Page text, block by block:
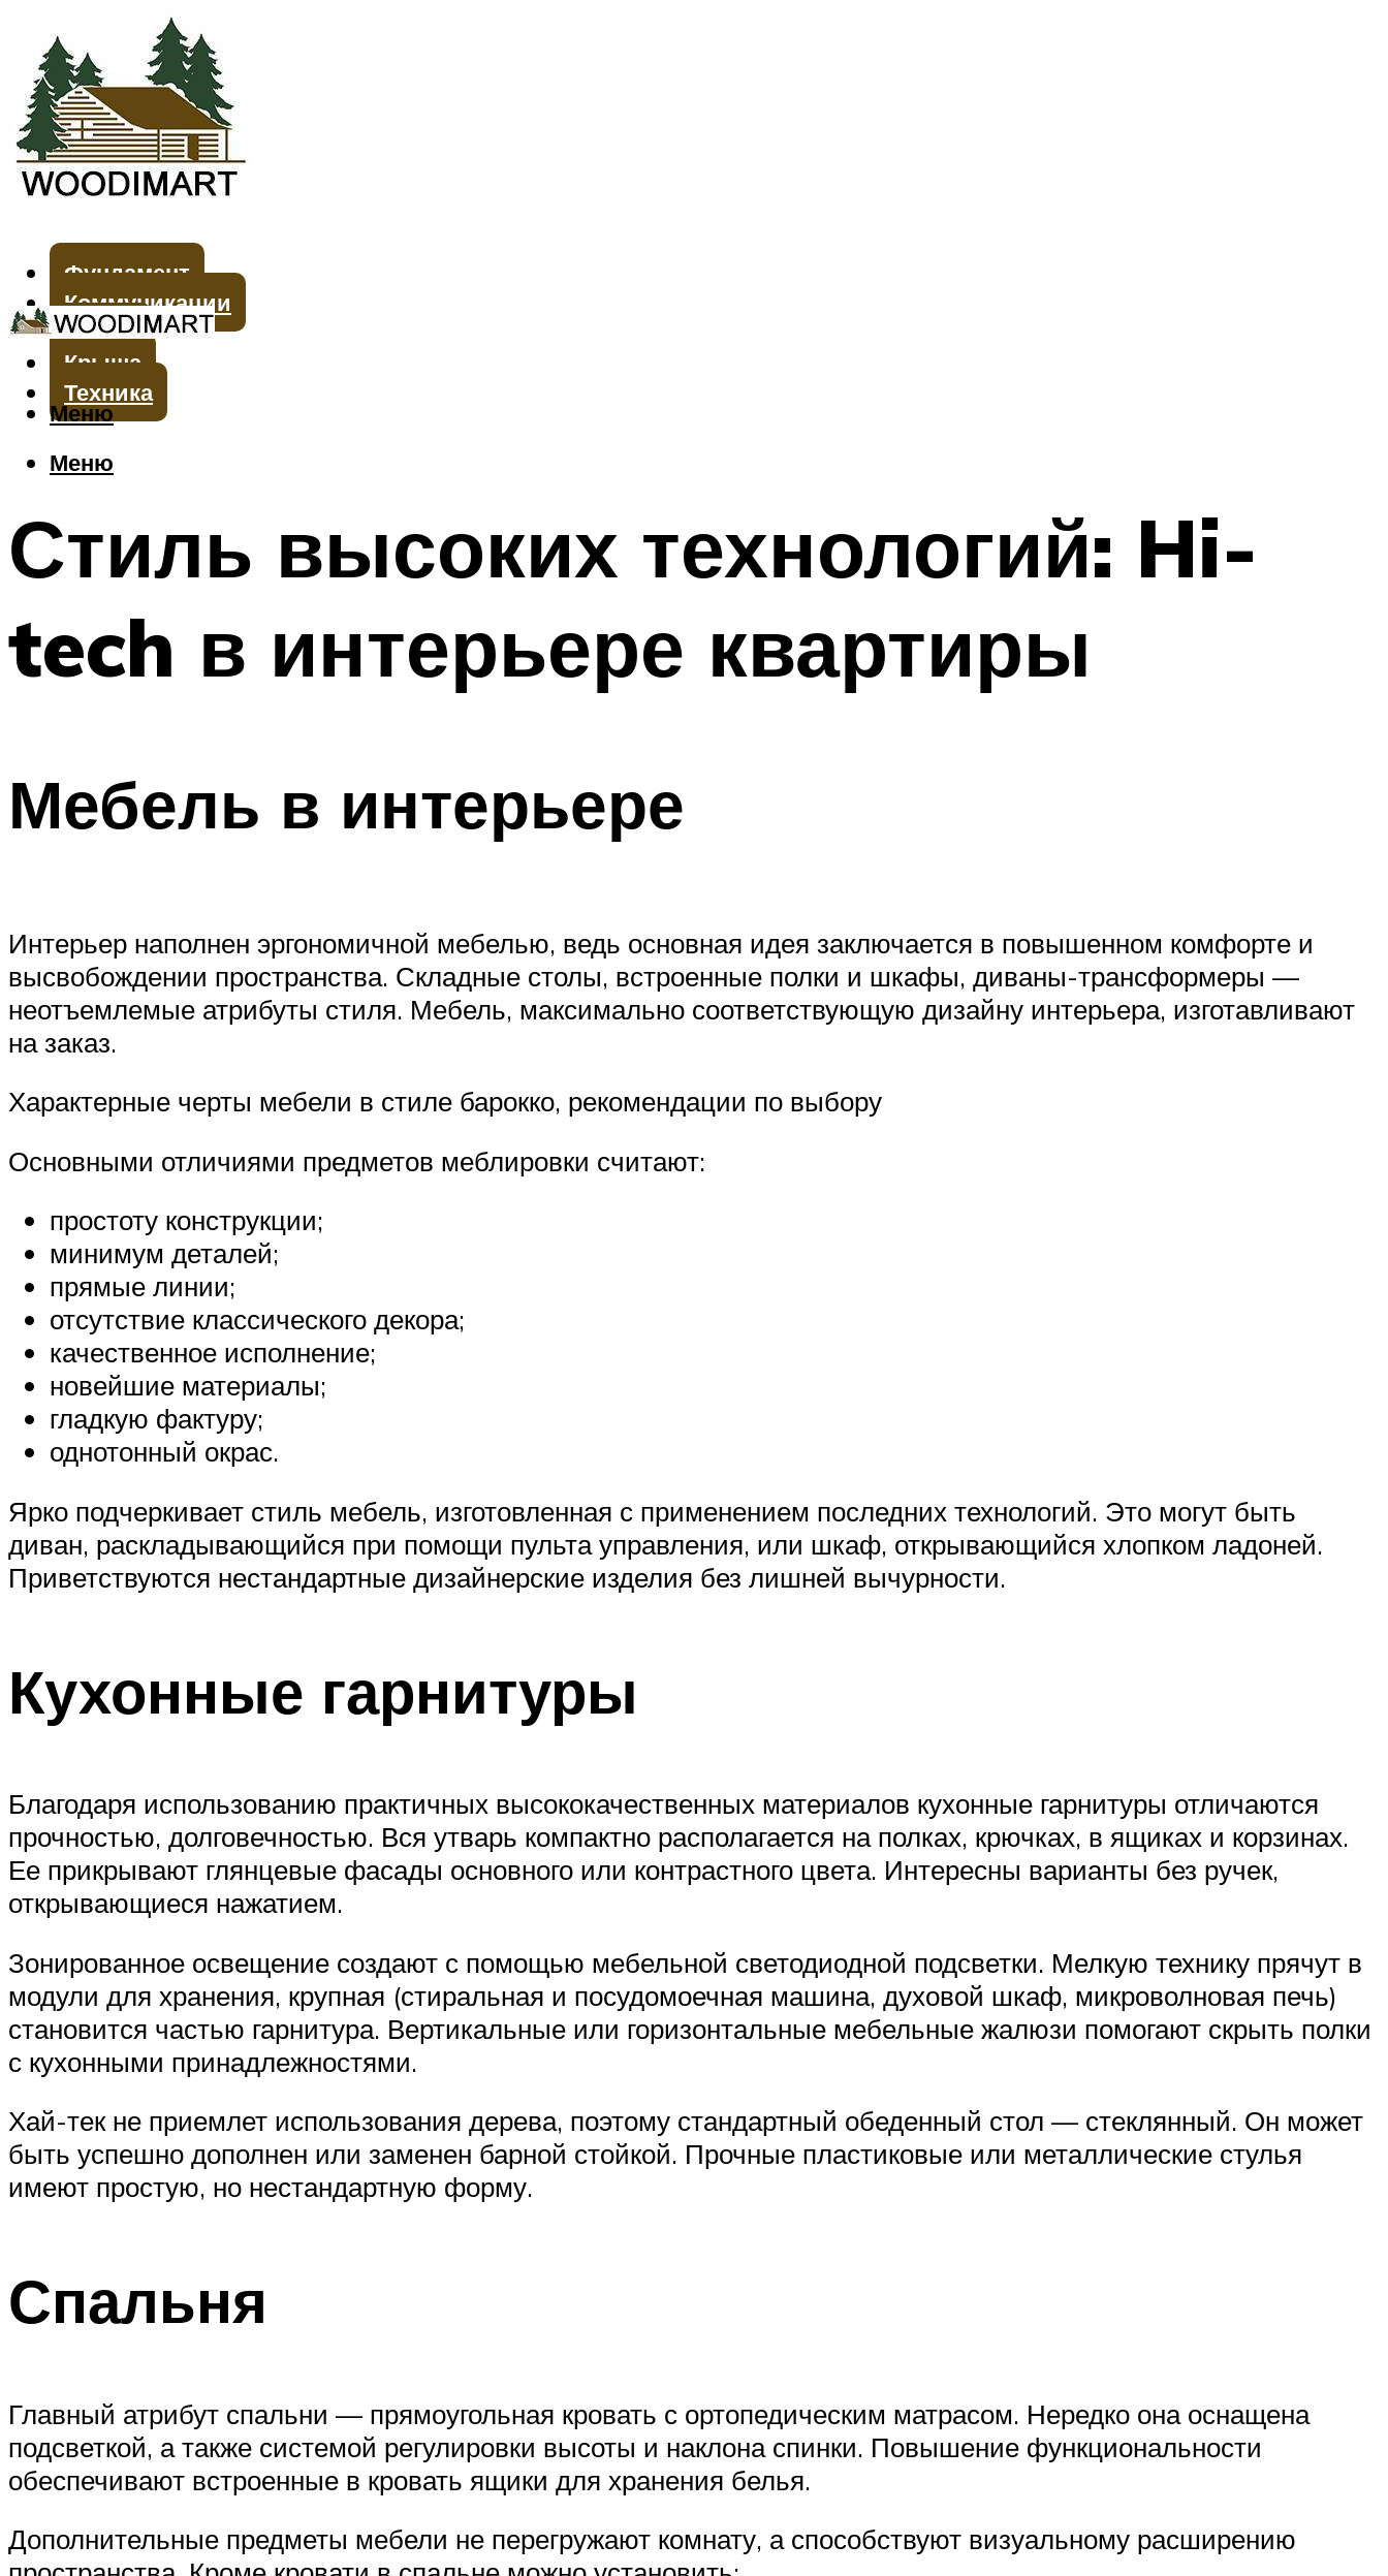
Фундамент
Коммуникации
Стены
Крыша
Техника
Меню
Меню
Стиль высоких технологий: Hi-
tech в интерьере квартиры
Мебель в интерьере
Интерьер наполнен эргономичной мебелью, ведь основная идея заключается в повышенном комфорте и
высвобождении пространства. Складные столы, встроенные полки и шкафы, диваны-трансформеры —
неотъемлемые атрибуты стиля. Мебель, максимально соответствующую дизайну интерьера, изготавливают
на заказ.
Характерные черты мебели в стиле барокко, рекомендации по выбору
Основными отличиями предметов меблировки считают:
простоту конструкции;
минимум деталей;
прямые линии;
отсутствие классического декора;
качественное исполнение;
новейшие материалы;
гладкую фактуру;
однотонный окрас.
Ярко подчеркивает стиль мебель, изготовленная с применением последних технологий. Это могут быть
диван, раскладывающийся при помощи пульта управления, или шкаф, открывающийся хлопком ладоней.
Приветствуются нестандартные дизайнерские изделия без лишней вычурности.
Кухонные гарнитуры
Благодаря использованию практичных высококачественных материалов кухонные гарнитуры отличаются
прочностью, долговечностью. Вся утварь компактно располагается на полках, крючках, в ящиках и корзинах.
Ее прикрывают глянцевые фасады основного или контрастного цвета. Интересны варианты без ручек,
открывающиеся нажатием.
Зонированное освещение создают с помощью мебельной светодиодной подсветки. Мелкую технику прячут в
модули для хранения, крупная (стиральная и посудомоечная машина, духовой шкаф, микроволновая печь)
становится частью гарнитура. Вертикальные или горизонтальные мебельные жалюзи помогают скрыть полки
с кухонными принадлежностями.
Хай-тек не приемлет использования дерева, поэтому стандартный обеденный стол — стеклянный. Он может
быть успешно дополнен или заменен барной стойкой. Прочные пластиковые или металлические стулья
имеют простую, но нестандартную форму.
Спальня
Главный атрибут спальни — прямоугольная кровать с ортопедическим матрасом. Нередко она оснащена
подсветкой, а также системой регулировки высоты и наклона спинки. Повышение функциональности
обеспечивают встроенные в кровать ящики для хранения белья.
Дополнительные предметы мебели не перегружают комнату, а способствуют визуальному расширению